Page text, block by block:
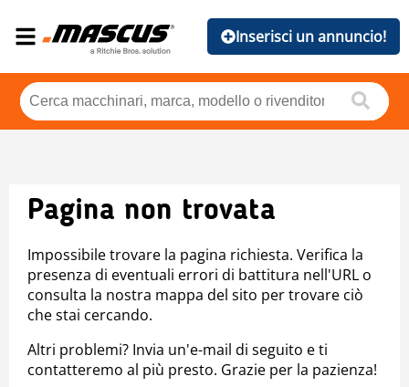
Inserisci un annuncio!
Pagina non trovata
Impossibile trovare la pagina richiesta. Verifica la
presenza di eventuali errori di battitura nell'URL o
consulta la nostra mappa del sito per trovare ciò
che stai cercando.
Altri problemi? Invia un'e-mail di seguito e ti
contatteremo al più presto. Grazie per la pazienza!